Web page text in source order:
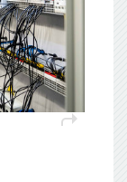
shortcut